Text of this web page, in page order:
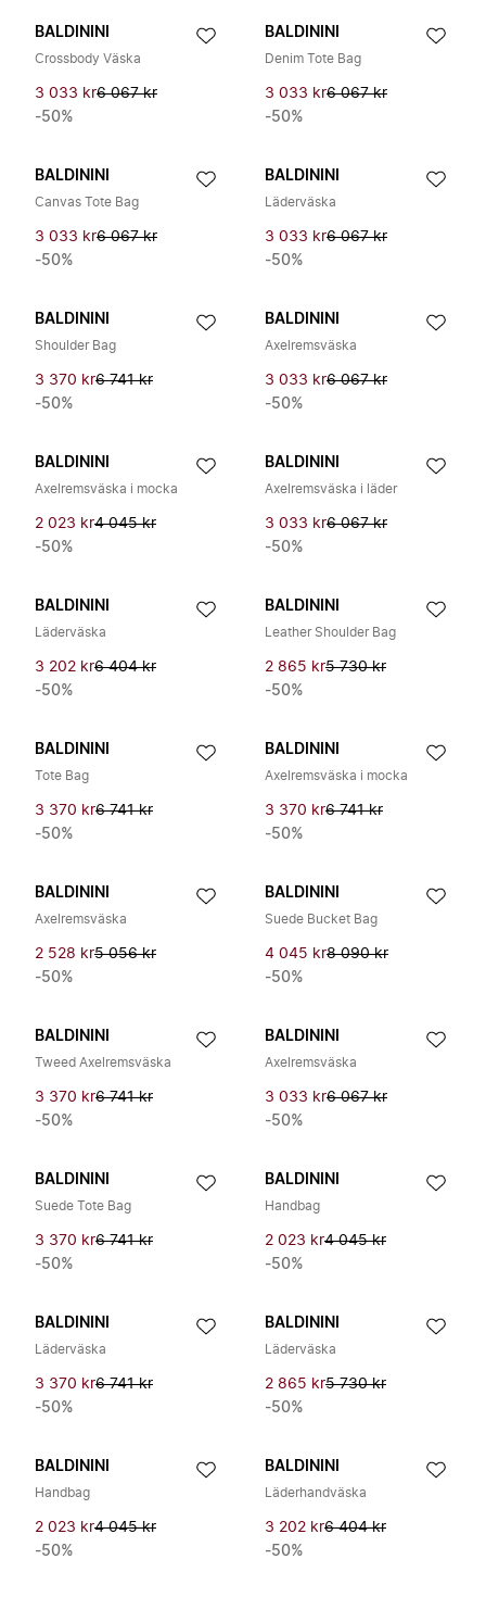
BALDININI
Crossbody Väska
3 033 kr6 067 kr
-50%
BALDININI
Denim Tote Bag
3 033 kr6 067 kr
-50%
BALDININI
Canvas Tote Bag
3 033 kr6 067 kr
-50%
BALDININI
Läderväska
3 033 kr6 067 kr
-50%
BALDININI
Shoulder Bag
3 370 kr6 741 kr
-50%
BALDININI
Axelremsväska
3 033 kr6 067 kr
-50%
BALDININI
Axelremsväska i mocka
2 023 kr4 045 kr
-50%
BALDININI
Axelremsväska i läder
3 033 kr6 067 kr
-50%
BALDININI
Läderväska
3 202 kr6 404 kr
-50%
BALDININI
Leather Shoulder Bag
2 865 kr5 730 kr
-50%
BALDININI
Tote Bag
3 370 kr6 741 kr
-50%
BALDININI
Axelremsväska i mocka
3 370 kr6 741 kr
-50%
BALDININI
Axelremsväska
2 528 kr5 056 kr
-50%
BALDININI
Suede Bucket Bag
4 045 kr8 090 kr
-50%
BALDININI
Tweed Axelremsväska
3 370 kr6 741 kr
-50%
BALDININI
Axelremsväska
3 033 kr6 067 kr
-50%
BALDININI
Suede Tote Bag
3 370 kr6 741 kr
-50%
BALDININI
Handbag
2 023 kr4 045 kr
-50%
BALDININI
Läderväska
3 370 kr6 741 kr
-50%
BALDININI
Läderväska
2 865 kr5 730 kr
-50%
BALDININI
Handbag
2 023 kr4 045 kr
-50%
BALDININI
Läderhandväska
3 202 kr6 404 kr
-50%